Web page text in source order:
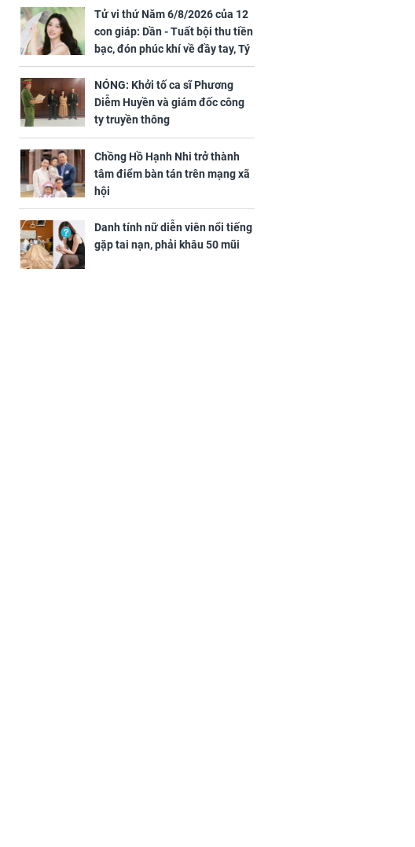
Tử vi thứ Năm 6/8/2026 của 12
con giáp: Dần - Tuất bội thu tiền
bạc, đón phúc khí về đầy tay, Tý
- Mão công việc khó khăn, tiền
bạc đội nón ra đi
NÓNG: Khởi tố ca sĩ Phương
Diễm Huyền và giám đốc công
ty truyền thông
Chồng Hồ Hạnh Nhi trở thành
tâm điểm bàn tán trên mạng xã
hội
Danh tính nữ diễn viên nổi tiếng
gặp tai nạn, phải khâu 50 mũi